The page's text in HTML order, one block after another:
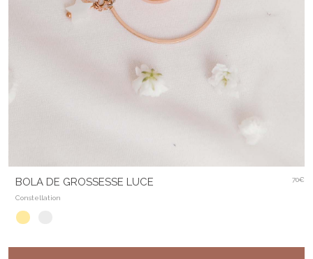
BOLA DE GROSSESSE LUCE
Constellation
70€